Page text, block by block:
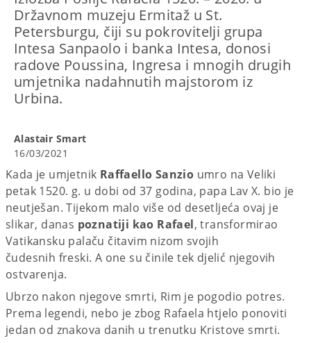
Državnom muzeju Ermitaž u St.
Petersburgu, čiji su pokrovitelji grupa
Intesa Sanpaolo i banka Intesa, donosi
radove Poussina, Ingresa i mnogih drugih
umjetnika nadahnutih majstorom iz
Urbina.
Alastair Smart
16/03/2021
Kada je umjetnik Raffaello Sanzio umro na Veliki
petak 1520. g. u dobi od 37 godina, papa Lav X. bio je
neutješan. Tijekom malo više od desetljeća ovaj je
slikar, danas poznatiji kao Rafael, transformirao
Vatikansku palaču čitavim nizom svojih
čudesnih freski. A one su činile tek djelić njegovih
ostvarenja.
Ubrzo nakon njegove smrti, Rim je pogodio potres.
Prema legendi, nebo je zbog Rafaela htjelo ponoviti
jedan od znakova danih u trenutku Kristove smrti.